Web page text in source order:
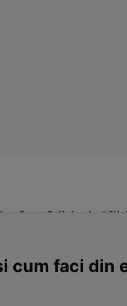
SportStil de viață
cum faci din